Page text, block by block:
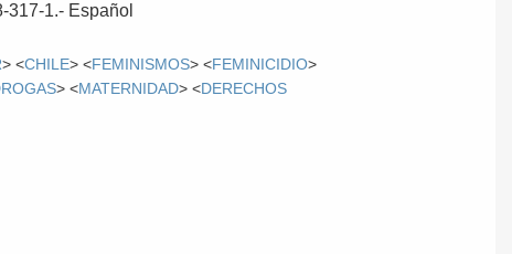
317-1.- Español
> <CHILE> <FEMINISMOS> <FEMINICIDIO>
> <MATERNIDAD> <DERECHOS